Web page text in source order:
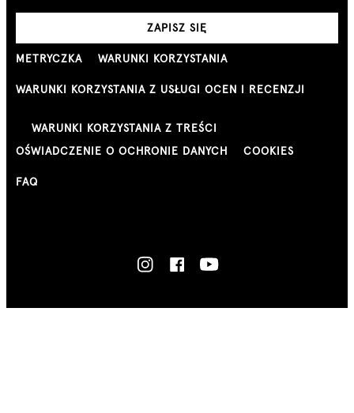
ZAPISZ SIĘ
METRYCZKA WARUNKI KORZYSTANIA
WARUNKI KORZYSTANIA Z USŁUGI OCEN I RECENZJI
WARUNKI KORZYSTANIA Z TREŚCI
OŚWIADCZENIE O OCHRONIE DANYCH
COOKIES
FAQ